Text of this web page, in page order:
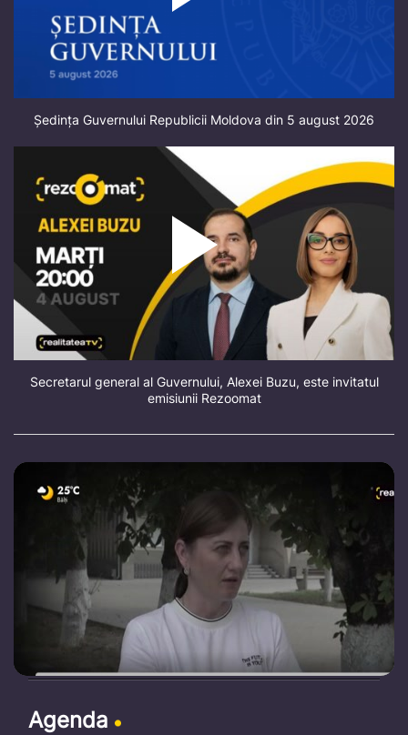
Ședința Guvernului Republicii Moldova din 5 august 2026
Secretarul general al Guvernului, Alexei Buzu, este invitatul
emisiunii Rezoomat
Agenda